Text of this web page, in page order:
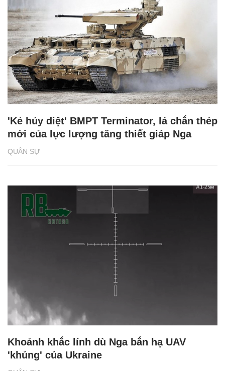
QUÂN SỰ
'Kẻ hủy diệt' BMPT Terminator, lá chắn thép
mới của lực lượng tăng thiết giáp Nga
Khoảnh khắc lính dù Nga bắn hạ UAV
'khủng' của Ukraine